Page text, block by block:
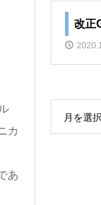
カ
あ
改正
月を選択